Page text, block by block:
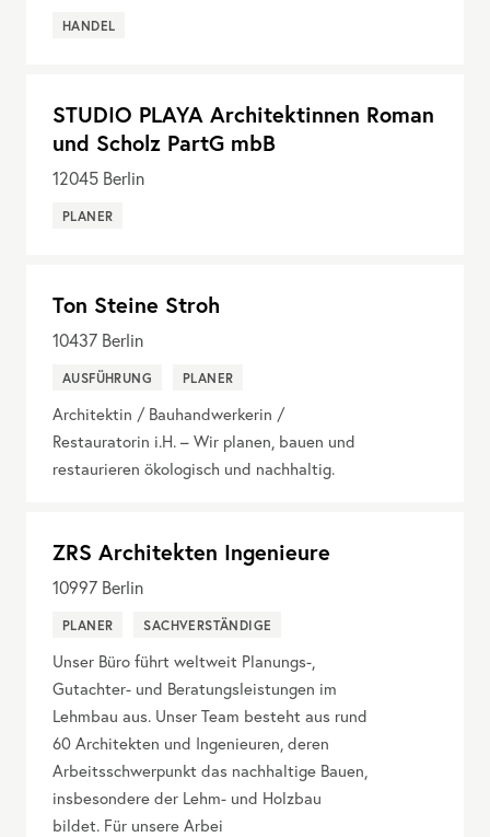
HANDEL
STUDIO PLAYA Architektinnen Roman
und Scholz PartG mbB
12045 Berlin
PLANER
Ton Steine Stroh
10437 Berlin
AUSFÜHRUNG PLANER
Architektin / Bauhandwerkerin /
Restauratorin i.H. – Wir planen, bauen und
restaurieren ökologisch und nachhaltig.
ZRS Architekten Ingenieure
10997 Berlin
PLANER SACHVERSTÄNDIGE
Unser Büro führt weltweit Planungs-,
Gutachter- und Beratungsleistungen im
Lehmbau aus. Unser Team besteht aus rund
60 Architekten und Ingenieuren, deren
Arbeitsschwerpunkt das nachhaltige Bauen,
insbesondere der Lehm- und Holzbau
bildet. Für unsere Arbei